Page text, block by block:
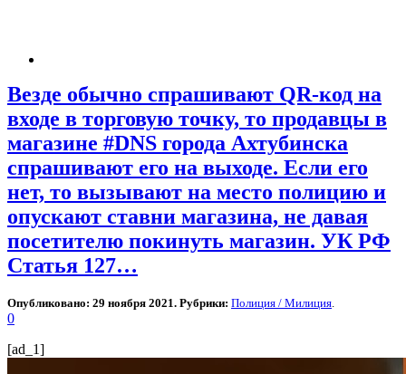
Везде обычно спрашивают QR-код на
входе в торговую точку, то продавцы в
магазине #DNS города Ахтубинска
спрашивают его на выходе. Если его
нет, то вызывают на место полицию и
опускают ставни магазина, не давая
посетителю покинуть магазин. УК РФ
Статья 127…
Опубликовано: 29 ноября 2021. Рубрики: Полиция / Милиция
0
[ad_1]